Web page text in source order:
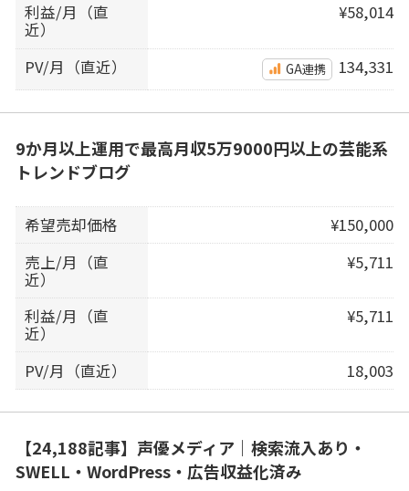
利益/月（直
近）
¥58,014
PV/月（直近） GA連携 134,331
9か月以上運用で最高月収5万9000円以上の芸能系
トレンドブログ
希望売却価格
¥150,000
売上/月（直
近）
¥5,711
利益/月（直
近）
¥5,711
PV/月（直近） 18,003
【24,188記事】声優メディア｜検索流入あり・
SWELL・WordPress・広告収益化済み